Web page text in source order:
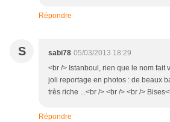
Répondre
S sabi78 05/03/2013 18:29
<br /> Istanboul, rien que le nom fait
joli reportage en photos : de beaux
très riche ...<br /> <br /> <br />
Répondre